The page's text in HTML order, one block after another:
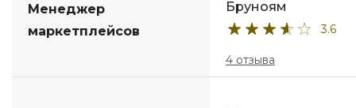
Менеджер
маркетплейсов
Бруноям
3.6
4 отзыва